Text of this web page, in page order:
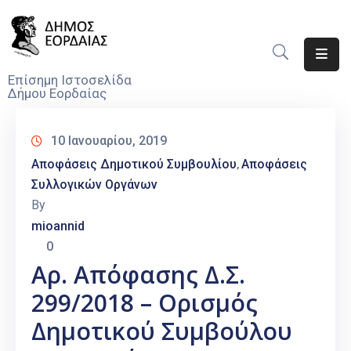
Επίσημη Ιστοσελίδα
Δήμου Εορδαίας
Νέα
Υπηρεσίες
Του
Δήμου
Προσκλήσεις
Αποφάσεις
Τηλέφωνα
10 Ιανουαρίου, 2019
Αποφάσεις Δημοτικού Συμβουλίου‚Αποφάσεις
Συλλογικών Οργάνων
By
mioannid
0
Αρ. Απόφασης Δ.Σ.
299/2018 – Ορισμός
Δημοτικού Συμβούλου